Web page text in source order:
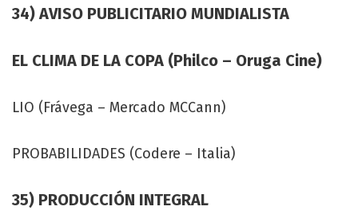
34) AVISO PUBLICITARIO MUNDIALISTA
EL CLIMA DE LA COPA (Philco – Oruga Cine)
LIO (Frávega – Mercado MCCann)
PROBABILIDADES (Codere – Italia)
35) PRODUCCIÓN INTEGRAL